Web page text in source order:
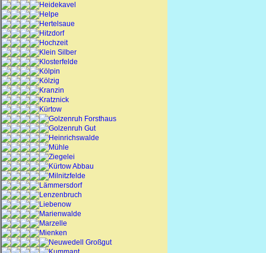
Heidekavel
Helpe
Hertelsaue
Hitzdorf
Hochzeit
Klein Silber
Klosterfelde
Kölpin
Kölzig
Kranzin
Kratznick
Kürtow
Golzenruh Forsthaus
Golzenruh Gut
Heinrichswalde
Mühle
Ziegelei
Kürtow Abbau
Milnitzfelde
Lämmersdorf
Lenzenbruch
Liebenow
Marienwalde
Marzelle
Mienken
Neuwedell Großgut